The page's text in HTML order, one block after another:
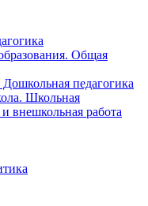
Общая
педагогика
Школьная
внешкольная работа